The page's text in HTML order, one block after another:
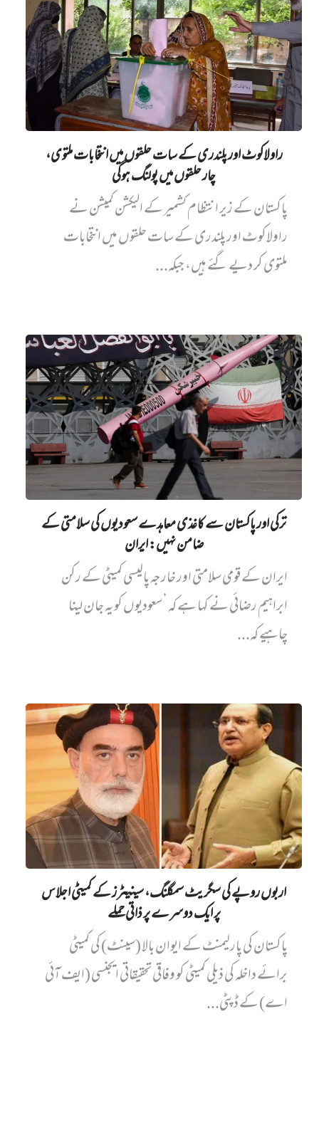
راولاکوٹ اور پلندری کے سات حلقوں میں انتخابات ملتوی،
چار حلقوں میں پولنگ ہوگی
پاکستان کے زیر انتظام کشمیر کے الیکشن کمیشن نے
راولاکوٹ اور پلندری کے سات حلقوں میں انتخابات
ملتوی کر دیے گئے ہیں، جبکہ...
ترکی اور پاکستان سے کاغذی معاہدے سعودیوں کی سلامتی کے
ضامن نہیں‌: ایران
ایران کے قومی سلامتی اور خارجہ پالیسی کمیٹی کے رکن
ابراہیم رضائی نے کہا ہے کہ ’سعودیوں کو یہ جان لینا
چاہیے کہ...
اربوں روپے کی سگریٹ سمگلنگ، سینیٹرز کے کمیٹی اجلاس
پر ایک دوسرے پر ذاتی حملے
پاکستان کی پارلیمنٹ کے ایوان بالا (سینٹ) کی کمیٹی
برائے داخلہ کی ذیلی کمیٹی کو وفاقی تحقیقاتی ایجنسی (ایف آئی
اے) کے ڈپٹی...